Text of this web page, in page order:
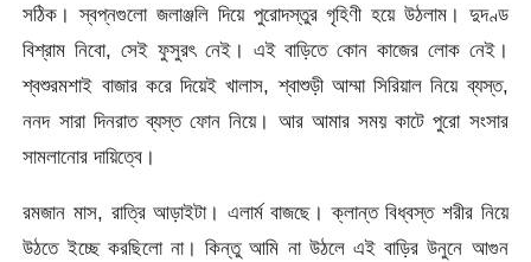
সঠিক। স্বপ্নগুলো জলাঞ্জলি দিয়ে পুরোদস্তুর গৃহিণী হয়ে উঠলাম। দুদণ্ড
বিশ্রাম নিবো, সেই ফুসুরৎ নেই। এই বাড়িতে কোন কাজের লোক নেই।
শ্বশুরমশাই বাজার করে দিয়েই খালাস, শ্বাশুড়ী আম্মা সিরিয়াল নিয়ে ব্যস্ত,
ননদ সারা দিনরাত ব্যস্ত ফোন নিয়ে। আর আমার সময় কাটে পুরো সংসার
সামলানোর দায়িত্বে।
রমজান মাস, রাত্রি আড়াইটা। এলার্ম বাজছে। ক্লান্ত বিধ্বস্ত শরীর নিয়ে
উঠতে ইচ্ছে করছিলো না। কিন্তু আমি না উঠলে এই বাড়ির উনুনে আগুন